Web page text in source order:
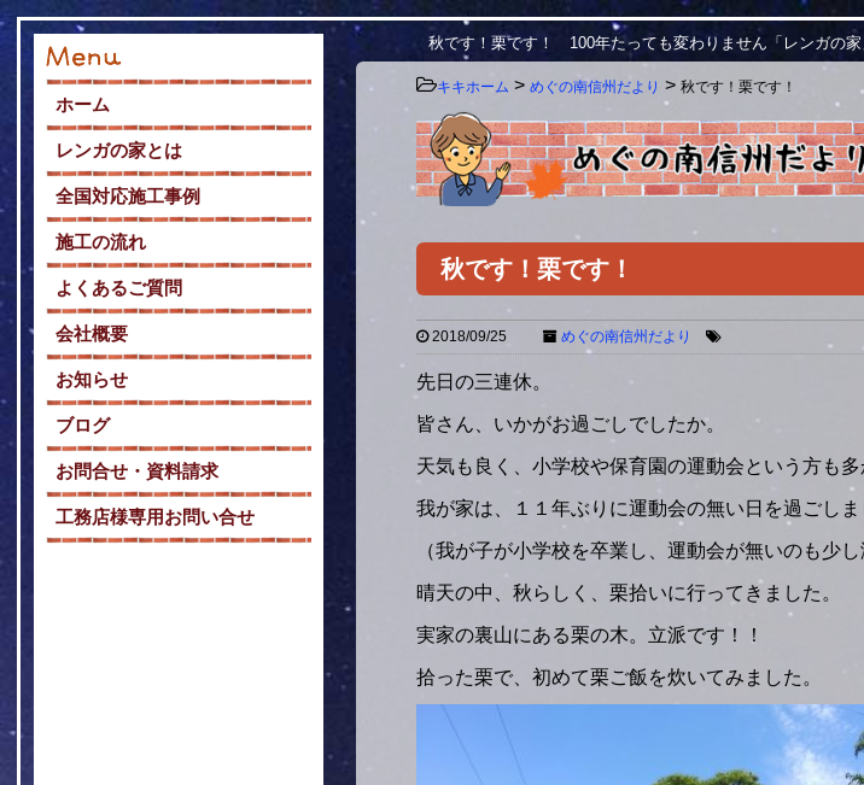
ホーム
レンガの家とは
全国対応施工事例
施工の流れ
よくあるご質問
会社概要
お知らせ
ブログ
お問合せ・資料請求
工務店様専用お問い合せ
秋です！栗です！ 100年たっても変わりません「レンガの
キキホーム > めぐの南信州だより > 秋です！栗です！
秋です！栗です！
2018/09/25 めぐの南信州だより
先日の三連休。
皆さん、いかがお過ごしでしたか。
天気も良く、小学校や保育園の運動会という方も
我が家は、１１年ぶりに運動会の無い日を過ごしま
（我が子が小学校を卒業し、運動会が無いのも少し
晴天の中、秋らしく、栗拾いに行ってきました。
実家の裏山にある栗の木。立派です！！
拾った栗で、初めて栗ご飯を炊いてみました。